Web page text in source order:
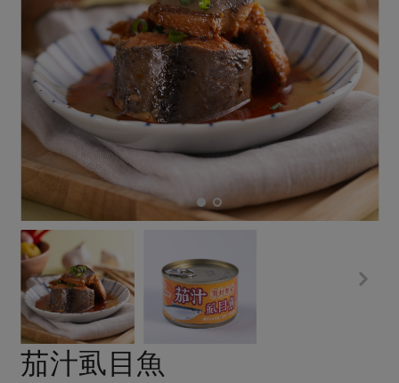
肉品・水產
畜產肉類 水產
水畜加工品
調理食材・點心
調味醬料/南北貨
休閒零嘴 沖泡飲品
保健食品
居家好物
美妝保養
家庭清潔
蛋料理
料理方式
烘焙．點心
醬料
湯品．鍋物
漬物
涼拌沙拉
飲品
主題食譜
當季產品
合作25-經典快閃最後一週
合作25-精選產品第四彈
合作25-精選產品第三彈
更多當季產品
議題活動
主婦聯盟X樂齡網特約優惠案
30%rPET紅烏龍茶
2024農業發展計畫年度報告
更多議題活動
產品故事 生活提案
樂齡生活 親子食育
廚房瑜伽
關注議題
減硝酸鹽 惜食
支持本土農糧
廢核運動 能源議題
減添加物
公益金 食農教育
更多議題
生活者e週報
合作社組織
員工與求才
產品檢驗
自主把關
檢驗報告
硝酸鹽檢驗
社員權益
合作社法規
社務專區
選舉專區
茄汁虱目魚